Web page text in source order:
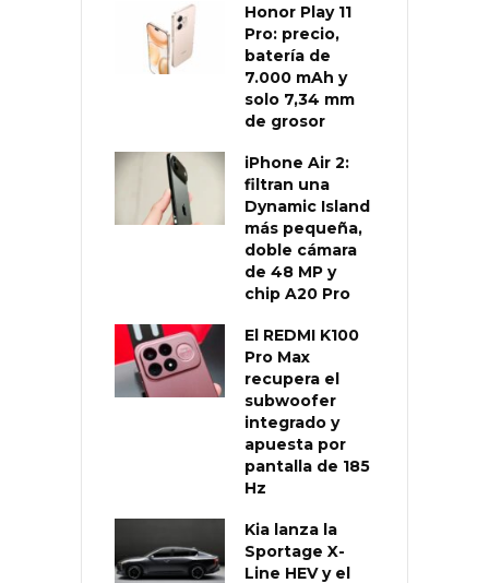
Honor Play 11
Pro: precio,
batería de
7.000 mAh y
solo 7,34 mm
de grosor
iPhone Air 2:
filtran una
Dynamic Island
más pequeña,
doble cámara
de 48 MP y
chip A20 Pro
El REDMI K100
Pro Max
recupera el
subwoofer
integrado y
apuesta por
pantalla de 185
Hz
Kia lanza la
Sportage X-
Line HEV y el